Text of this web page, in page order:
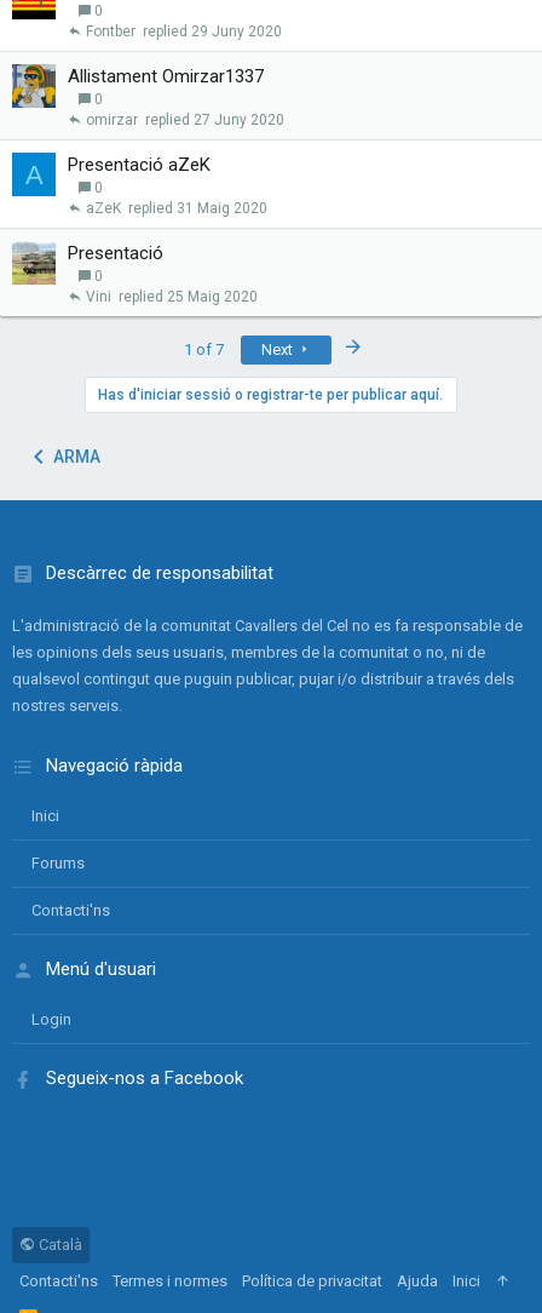
0
29 Juny 2020
Fontber
Allistament Omirzar1337
0
27 Juny 2020
omirzar
A Presentació aZeK
0
31 Maig 2020
aZeK
Presentació
0
25 Maig 2020
Vini
1 of 7 Next
Has d'iniciar sessió o registrar-te per publicar aquí.
ARMA
Descàrrec de responsabilitat
L'administració de la comunitat Cavallers del Cel no es fa responsable de
les opinions dels seus usuaris, membres de la comunitat o no, ni de
qualsevol contingut que puguin publicar, pujar i/o distribuir a través dels
nostres serveis.
Navegació ràpida
Inici
Forums
Contacti'ns
Menú d'usuari
Login
Segueix-nos a Facebook
Català
Contacti'ns
Termes i normes Política de privacitat Ajuda Inici